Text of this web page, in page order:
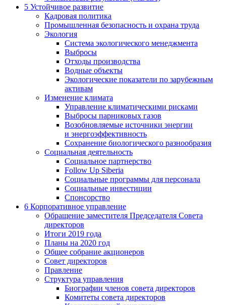
5 Устойчивое развитие
Кадровая политика
Промышленная безопасность и охрана труда
Экология
Система экологического менеджмента
Выбросы
Отходы производства
Водные объекты
Экологические показатели по зарубежным
активам
Изменение климата
Управление климатическими рисками
Выбросы парниковых газов
Возобновляемые источники энергии
и энергоэффективность
Сохранение биологического разнообразия
Социальная деятельность
Социальное партнерство
Follow Up Siberia
Социальные программы для персонала
Социальные инвестиции
Спонсорство
6 Корпоративное управление
Обращение заместителя Председателя Совета
директоров
Итоги 2019 года
Планы на 2020 год
Общее собрание акционеров
Совет директоров
Правление
Структура управления
Биографии членов совета директоров
Комитеты совета директоров